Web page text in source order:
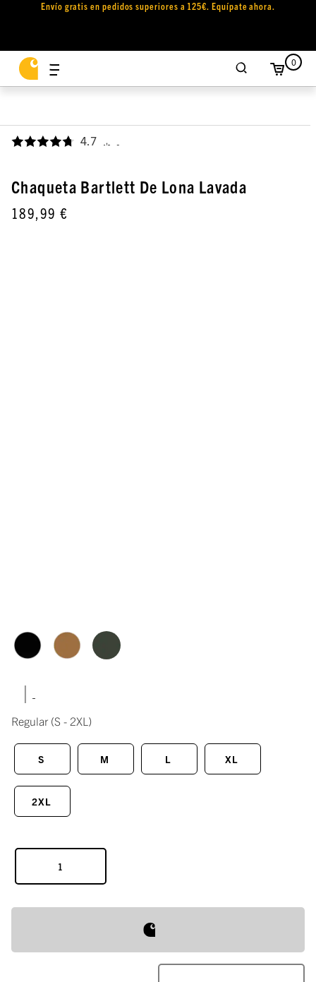
Envío gratis en pedidos superiores a 125€. Equípate ahora.
0
4.7 ,
Chaqueta Bartlett De Lona Lavada
189,99 €
|
Regular (S - 2XL)
S M L XL
2XL